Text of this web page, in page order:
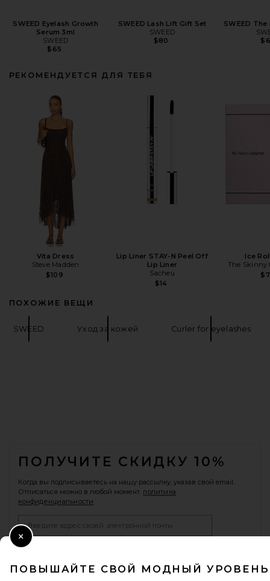
SWEED Eyelash Growth
Serum 3ml
SWEED
$65
SWEED Lash Lift Gift Set
SWEED
$80
SWEED
РЕКОМЕНДУЕТСЯ ДЛЯ ТЕБЯ
Vita Dress
Steve Madden
$109
Lip Liner STAY-N Peel Off
Lip Liner
Sacheu
$14
Ice
The Skinny
ПОХОЖИЕ ВЕЩИ
SWEED Уход за кожей Curler for eyelashes
ПОЛУЧИТЕ СКИДКУ 10%
Когда вы подписываетесь на нашу рассылку, указав свой email.
Отписаться можно в любой момент. политика
конфиденциальности
ПОВЫШАЙТЕ СВОЙ МОДНЫЙ УРОВЕНЬ
Close Modal